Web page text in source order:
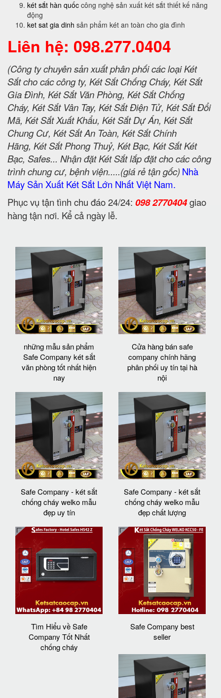
két sắt hàn quốc công nghệ sản xuất két sắt thiết kế năng
động
ket sat gia dinh sản phẩm két an toàn cho gia đình
Liên hệ: 098.277.0404
(Công ty chuyên sản xuất phân phối các loại Két
Sắt cho các công ty, Két Sắt Chống Cháy, Két Sắt
Gia Đình, Két Sắt Văn Phòng, Két Sắt Chống
Cháy, Két Sắt Vân Tay, Két Sắt Điện Tử, Két Sắt Đổi
Mã, Két Sắt Xuất Khẩu, Két Sắt Dự Án, Két Sắt
Chung Cư, Két Sắt An Toàn, Két Sắt Chính
Hãng, Két Sắt Phong Thuỷ, Két Bạc, Két Sắt Két
Bạc, Safes... Nhận đặt Két Sắt lắp đặt cho các công
trình chung cư, bệnh viện.....(giá rẻ tận gốc) Nhà
Máy Sản Xuất Két Sắt Lớn Nhất Việt Nam.
Phục vụ tận tình chu đáo 24/24: 098 2770404giao
hàng tận nơi. Kể cả ngày lễ.
những mẫu sản phẩm
Safe Company két sắt
văn phòng tốt nhất hiện
nay
Cửa hàng bán safe
company chính hãng
phân phối uy tín tại hà
nội
Safe Company - két sắt
chống cháy welko mẫu
đẹp uy tín
Safe Company - két sắt
chống cháy welko mẫu
đẹp chất lượng
Tìm Hiểu về Safe
Company Tốt Nhất
chống cháy
Safe Company best
seller